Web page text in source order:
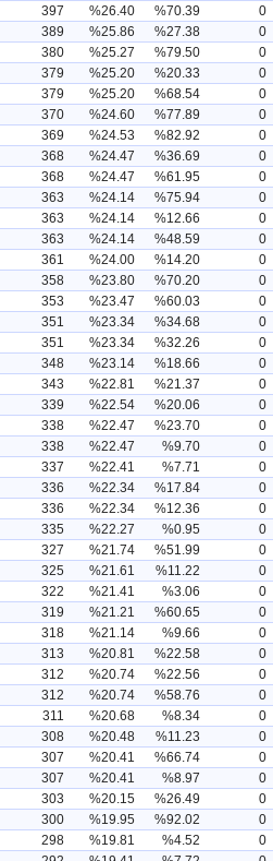
397 %26.40 %70.39 0
389 %25.86 %27.38 0
380 %25.27 %79.50 0
379 %25.20 %20.33 0
379 %25.20 %68.54 0
370 %24.60 %77.89 0
369 %24.53 %82.92 0
368 %24.47 %36.69 0
368 %24.47 %61.95 0
363 %24.14 %75.94 0
363 %24.14 %12.66 0
363 %24.14 %48.59 0
361 %24.00 %14.20 0
358 %23.80 %70.20 0
353 %23.47 %60.03 0
351 %23.34 %34.68 0
351 %23.34 %32.26 0
348 %23.14 %18.66 0
343 %22.81 %21.37 0
339 %22.54 %20.06 0
338 %22.47 %23.70 0
338 %22.47 %9.70 0
337 %22.41 %7.71 0
336 %22.34 %17.84 0
336 %22.34 %12.36 0
335 %22.27 %0.95 0
327 %21.74 %51.99 0
325 %21.61 %11.22 0
322 %21.41 %3.06 0
319 %21.21 %60.65 0
318 %21.14 %9.66 0
313 %20.81 %22.58 0
312 %20.74 %22.56 0
312 %20.74 %58.76 0
311 %20.68 %8.34 0
308 %20.48 %11.23 0
307 %20.41 %66.74 0
307 %20.41 %8.97 0
303 %20.15 %26.49 0
300 %19.95 %92.02 0
298 %19.81 %4.52 0